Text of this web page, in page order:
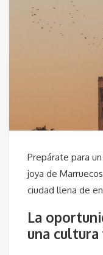
Prepárate para
joya de
ciudad llena de
La
una